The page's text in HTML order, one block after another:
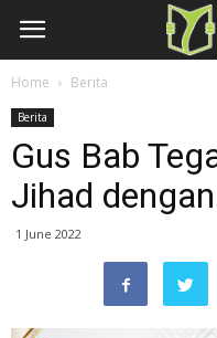
Home Berita
Berita
Gus Bab
Jihad
1 June 2022